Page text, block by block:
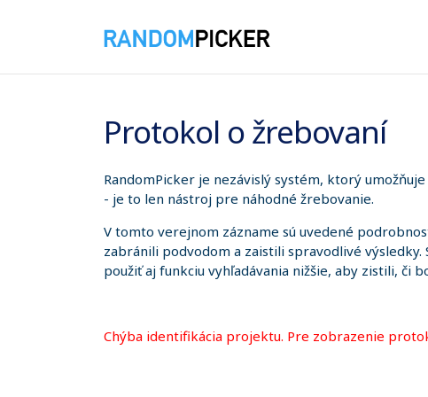
Protokol o žrebovaní
RandomPicker je nezávislý systém, ktorý
- je to len nástroj pre náhodné žrebovanie.
V tomto verejnom zázname sú uvedené
zabránili podvodom a zaistili spravodlivé
použiť aj funkciu vyhľadávania nižšie, aby zistili, či
Chýba identifikácia projektu. Pre zobrazenie